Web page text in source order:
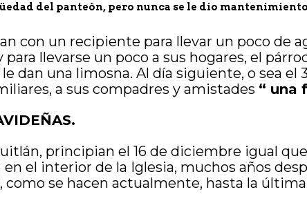
del panteón, pero nunca se le dio
con un recipiente para llevar un poco de
llevarse un poco a sus hogares, el
dan una limosna. Al día siguiente, o sea
a sus compadres y amistades “ una
principian el 16 de diciembre igual
en el interior de la Iglesia, muchos años
como se hacen actualmente, hasta la